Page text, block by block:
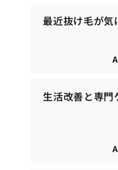
最近抜け毛が気
生活改善と専門